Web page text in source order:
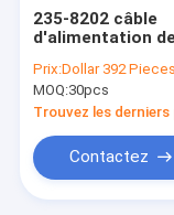
235-8202 câble
d'alimentation
mesure
pour 330D 330DL
330DLN
Prix:Dollar 392 Pieces
MOQ:30pcs
Trouvez les derniers
Contactez